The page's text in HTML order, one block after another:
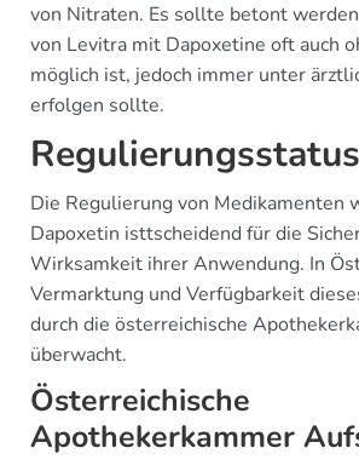
von Nitraten. Es sollte betont
von Levitra mit Dapoxetine oft auch
möglich ist, jedoch immer unter
erfolgen sollte.
Regulierungsstatus
Die Regulierung von Medikamenten
Dapoxetin isttscheidend für die
Wirksamkeit ihrer Anwendung. In
Vermarktung und Verfügbarkeit
durch die österreichische
überwacht.
Österreichische
Apothekerkammer